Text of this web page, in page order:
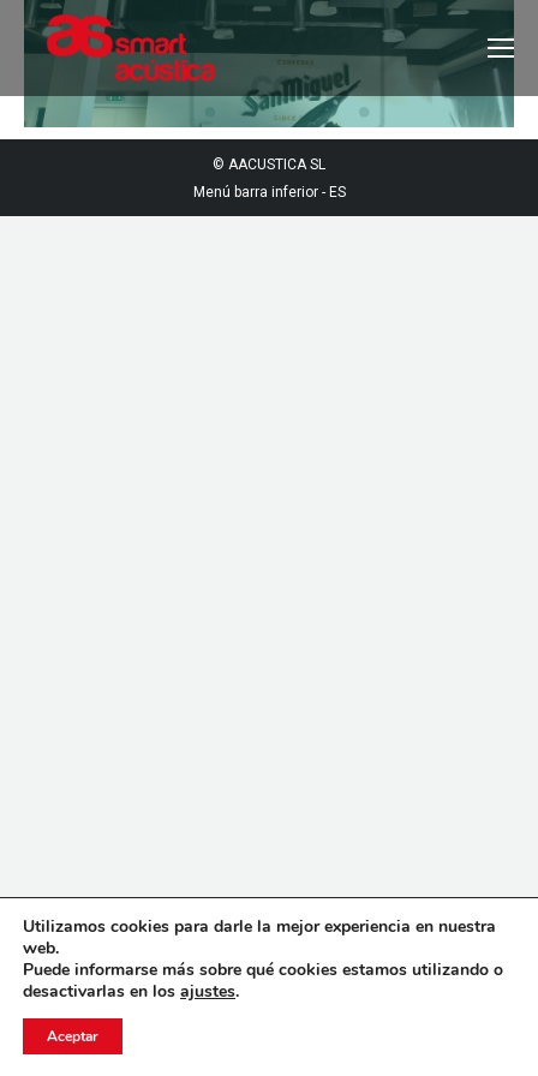
© AACUSTICA SL
Menú barra inferior - ES
Utilizamos cookies para darle la mejor experiencia en nuestra
web.
Puede informarse más sobre qué cookies estamos utilizando o
desactivarlas en los ajustes.
Aceptar